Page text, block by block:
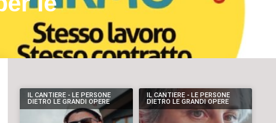
IL CANTIERE - LE PERSONE
DIETRO LE GRANDI OPERE
IL CANTIERE - LE PERSONE
DIETRO LE GRANDI OPERE